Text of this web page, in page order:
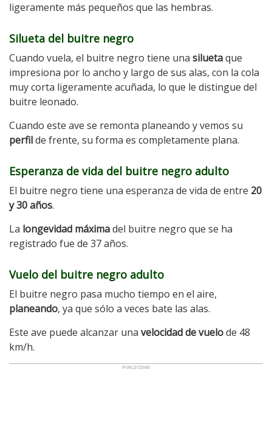
ligeramente más pequeños que las hembras.
Silueta del buitre negro
Cuando vuela, el buitre negro tiene una siluetaque
impresiona por lo ancho y largo de sus alas, con la cola
muy corta ligeramente acuñada, lo que le distingue del
buitre leonado.
Cuando este ave se remonta planeando y vemos su
perfilde frente, su forma es completamente plana.
Esperanza de vida del buitre negro adulto
El buitre negro tiene una esperanza de vida de entre 20
y 30 años.
La longevidad máximadel buitre negro que se ha
registrado fue de 37 años.
Vuelo del buitre negro adulto
El buitre negro pasa mucho tiempo en el aire,
planeando, ya que sólo a veces bate las alas.
Este ave puede alcanzar una velocidad de vuelode 48
km/h.